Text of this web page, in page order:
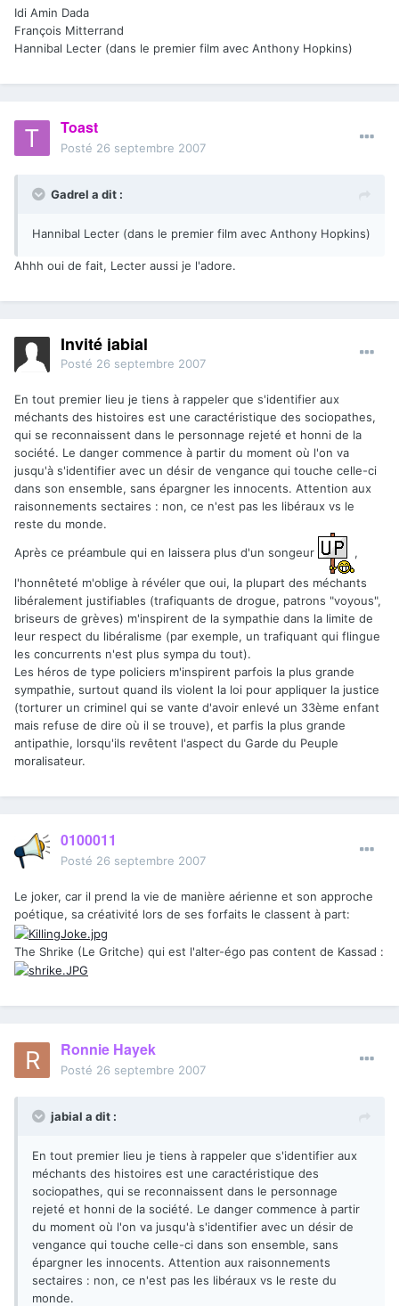
Idi Amin Dada
François Mitterrand
Hannibal Lecter (dans le premier film avec Anthony Hopkins)
Toast
Posté 26 septembre 2007
Gadrel a dit :
Hannibal Lecter (dans le premier film avec Anthony Hopkins)
Ahhh oui de fait, Lecter aussi je l'adore.
Invité jabial
Posté 26 septembre 2007
En tout premier lieu je tiens à rappeler que s'identifier aux
méchants des histoires est une caractéristique des sociopathes,
qui se reconnaissent dans le personnage rejeté et honni de la
société. Le danger commence à partir du moment où l'on va
jusqu'à s'identifier avec un désir de vengance qui touche celle-ci
dans son ensemble, sans épargner les innocents. Attention aux
raisonnements sectaires : non, ce n'est pas les libéraux vs le
reste du monde.
Après ce préambule qui en laissera plus d'un songeur
,
l'honnêteté m'oblige à révéler que oui, la plupart des méchants
libéralement justifiables (trafiquants de drogue, patrons "voyous",
briseurs de grèves) m'inspirent de la sympathie dans la limite de
leur respect du libéralisme (par exemple, un trafiquant qui flingue
les concurrents n'est plus sympa du tout).
Les héros de type policiers m'inspirent parfois la plus grande
sympathie, surtout quand ils violent la loi pour appliquer la justice
(torturer un criminel qui se vante d'avoir enlevé un 33ème enfant
mais refuse de dire où il se trouve), et parfis la plus grande
antipathie, lorsqu'ils revêtent l'aspect du Garde du Peuple
moralisateur.
0100011
Posté 26 septembre 2007
Le joker, car il prend la vie de manière aérienne et son approche
poétique, sa créativité lors de ses forfaits le classent à part:
The Shrike (Le Gritche) qui est l'alter-égo pas content de Kassad :
Ronnie Hayek
Posté 26 septembre 2007
jabial a dit :
En tout premier lieu je tiens à rappeler que s'identifier aux
méchants des histoires est une caractéristique des
sociopathes, qui se reconnaissent dans le personnage
rejeté et honni de la société. Le danger commence à partir
du moment où l'on va jusqu'à s'identifier avec un désir de
vengance qui touche celle-ci dans son ensemble, sans
épargner les innocents. Attention aux raisonnements
sectaires : non, ce n'est pas les libéraux vs le reste du
monde.